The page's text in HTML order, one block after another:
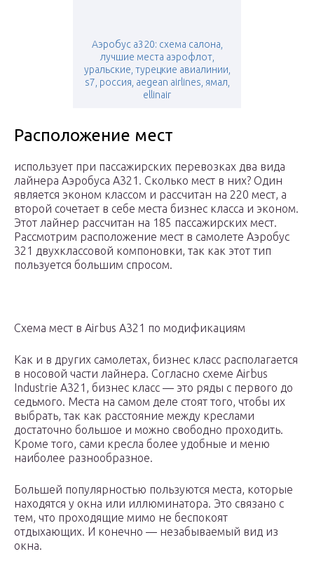
Аэробус а320: схема салона,
лучшие места аэрофлот,
уральские, турецкие авиалинии,
s7, россия, aegean airlines, ямал,
ellinair
Расположение мест
использует при пассажирских перевозках два вида
лайнера Аэробуса А321. Сколько мест в них? Один
является эконом классом и рассчитан на 220 мест, а
второй сочетает в себе места бизнес класса и эконом.
Этот лайнер рассчитан на 185 пассажирских мест.
Рассмотрим расположение мест в самолете Аэробус
321 двухклассовой компоновки, так как этот тип
пользуется большим спросом.
Схема мест в Airbus А321 по модификациям
Как и в других самолетах, бизнес класс располагается
в носовой части лайнера. Согласно схеме Airbus
Industrie А321, бизнес класс — это ряды с первого до
седьмого. Места на самом деле стоят того, чтобы их
выбрать, так как расстояние между креслами
достаточно большое и можно свободно проходить.
Кроме того, сами кресла более удобные и меню
наиболее разнообразное.
Большей популярностью пользуются места, которые
находятся у окна или иллюминатора. Это связано с
тем, что проходящие мимо не беспокоят
отдыхающих. И конечно — незабываемый вид из
окна.